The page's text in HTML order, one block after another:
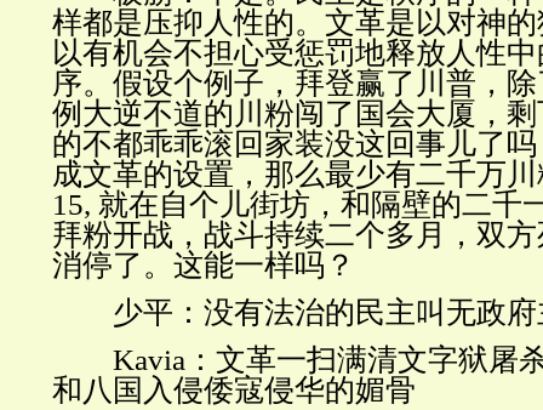
样都是压抑人性的。文革是以对神
以有机会不担心受惩罚地释放人性
序。假设个例子，拜登赢了川普，
例大逆不道的川粉闯了国会大厦，
的不都乖乖滚回家装没这回事儿了
成文革的设置，那么最少有二千万
15, 就在自个儿街坊，和隔壁的二千
拜粉开战，战斗持续二个多月，双
消停了。这能一样吗？
少平：没有法治的民主叫无政府
Kavia ：文革一扫满清文字狱屠
和八国入侵倭寇侵华的媚骨